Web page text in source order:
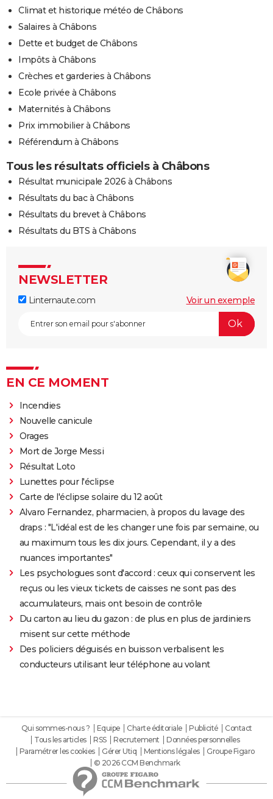
Climat et historique météo de Châbons
Salaires à Châbons
Dette et budget de Châbons
Impôts à Châbons
Crèches et garderies à Châbons
Ecole privée à Châbons
Maternités à Châbons
Prix immobilier à Châbons
Référendum à Châbons
Tous les résultats officiels à Châbons
Résultat municipale 2026 à Châbons
Résultats du bac à Châbons
Résultats du brevet à Châbons
Résultats du BTS à Châbons
NEWSLETTER
Linternaute.com Voir un exemple
EN CE MOMENT
Incendies
Nouvelle canicule
Orages
Mort de Jorge Messi
Résultat Loto
Lunettes pour l'éclipse
Carte de l'éclipse solaire du 12 août
Alvaro Fernandez, pharmacien, à propos du lavage des
draps : "L'idéal est de les changer une fois par semaine, ou
au maximum tous les dix jours. Cependant, il y a des
nuances importantes"
Les psychologues sont d'accord : ceux qui conservent les
reçus ou les vieux tickets de caisses ne sont pas des
accumulateurs, mais ont besoin de contrôle
Du carton au lieu du gazon : de plus en plus de jardiniers
misent sur cette méthode
Des policiers déguisés en buisson verbalisent les
conducteurs utilisant leur téléphone au volant
Qui sommes-nous ? Equipe Charte éditoriale Publicité
Contact
Tous les articles
RSS Recrutement
Données personnelles
Paramétrer les cookies
Gérer Utiq Mentions légales
Groupe Figaro
© 2026 CCM Benchmark